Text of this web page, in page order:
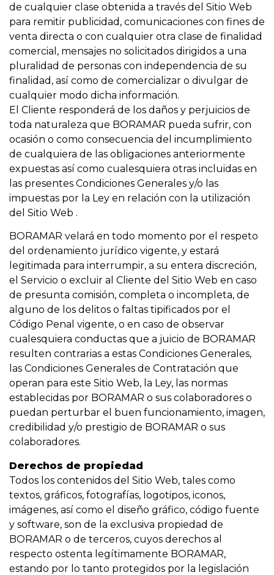
de cualquier clase obtenida a través del Sitio Web
para remitir publicidad, comunicaciones con fines de
venta directa o con cualquier otra clase de finalidad
comercial, mensajes no solicitados dirigidos a una
pluralidad de personas con independencia de su
finalidad, así como de comercializar o divulgar de
cualquier modo dicha información.
El Cliente responderá de los daños y perjuicios de
toda naturaleza que BORAMAR pueda sufrir, con
ocasión o como consecuencia del incumplimiento
de cualquiera de las obligaciones anteriormente
expuestas así como cualesquiera otras incluidas en
las presentes Condiciones Generales y/o las
impuestas por la Ley en relación con la utilización
del Sitio Web .
BORAMAR velará en todo momento por el respeto
del ordenamiento jurídico vigente, y estará
legitimada para interrumpir, a su entera discreción,
el Servicio o excluir al Cliente del Sitio Web en caso
de presunta comisión, completa o incompleta, de
alguno de los delitos o faltas tipificados por el
Código Penal vigente, o en caso de observar
cualesquiera conductas que a juicio de BORAMAR
resulten contrarias a estas Condiciones Generales,
las Condiciones Generales de Contratación que
operan para este Sitio Web, la Ley, las normas
establecidas por BORAMAR o sus colaboradores o
puedan perturbar el buen funcionamiento, imagen,
credibilidad y/o prestigio de BORAMAR o sus
colaboradores.
Derechos de propiedad
Todos los contenidos del Sitio Web, tales como
textos, gráficos, fotografías, logotipos, iconos,
imágenes, así como el diseño gráfico, código fuente
y software, son de la exclusiva propiedad de
BORAMAR o de terceros, cuyos derechos al
respecto ostenta legítimamente BORAMAR,
estando por lo tanto protegidos por la legislación